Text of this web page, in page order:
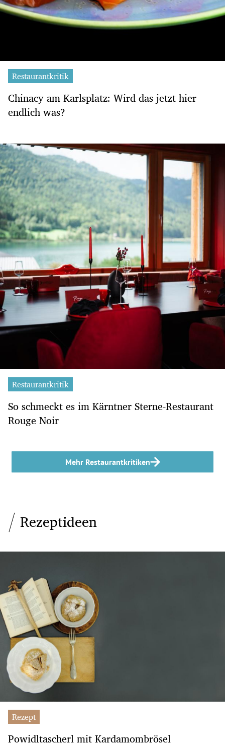
Restaurantkritik
Chinacy am Karlsplatz: Wird das jetzt hier
endlich was?
Restaurantkritik
So schmeckt es im Kärntner Sterne-Restaurant
Rouge Noir
Mehr Restaurantkritiken
Rezeptideen
Rezept
Powidltascherl mit Kardamombrösel